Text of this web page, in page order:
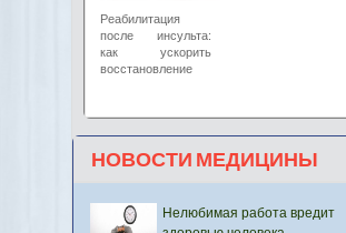
Реабилитация
после инсульта:
как ускорить
восстановление
НОВОСТИ МЕДИЦИНЫ
Нелюбимая работа вредит